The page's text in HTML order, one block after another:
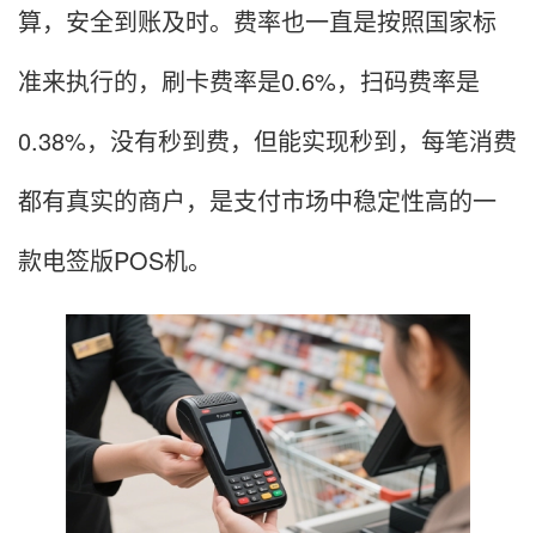
算，安全到账及时。费率也一直是按照国家标
准来执行的，刷卡费率是0.6%，扫码费率是
0.38%，没有秒到费，但能实现秒到，每笔消费
都有真实的商户，是支付市场中稳定性高的一
款电签版POS机。